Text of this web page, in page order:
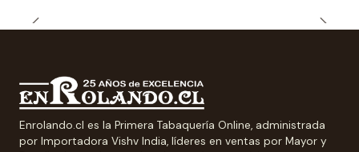
Enrolando.cl es la Primera Tabaquería Online, administrada
por Importadora Vishv India, líderes en ventas por Mayor y